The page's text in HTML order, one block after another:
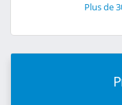
Plus de